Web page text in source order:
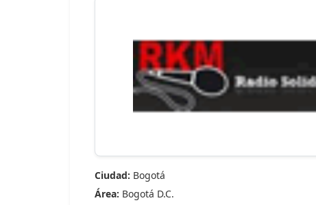
Ciudad: Bogotá
Área: Bogotá D.C.